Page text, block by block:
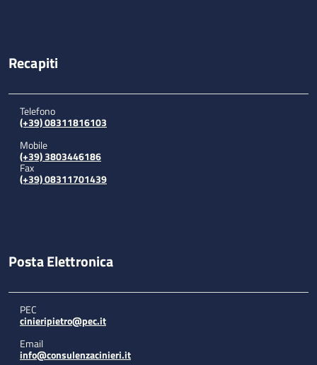
Recapiti
Telefono
(+39) 08311816103
Mobile
(+39) 3803446186
Fax
(+39) 08311701439
Posta Elettronica
PEC
cinieripietro@pec.it
Email
info@consulenzacinieri.it